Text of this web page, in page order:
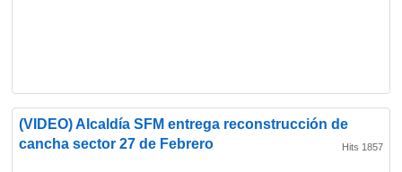
(VIDEO) Alcaldía SFM entrega reconstrucción de
cancha sector 27 de Febrero
Hits 1857